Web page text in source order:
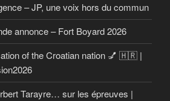
– JP, une voix hors du commun
annonce – Fort Boyard 2026
of the Croatian nation 💅 🇭🇷 |
Tarayre… sur les épreuves |